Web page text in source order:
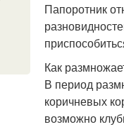
Папоротник
Как
В период
коричневых
возможно